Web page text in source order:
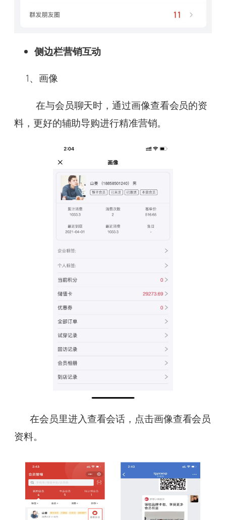
侧边栏营销互动
1、画像
在与会员聊天时，通过画像查看会员的资
料，更好的辅助导购进行精准营销。
在会员里进入查看会话，点击画像查看会员
资料。